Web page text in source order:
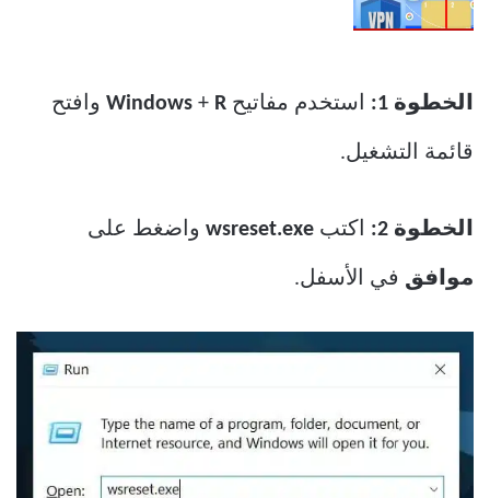
الخطوة 1: استخدم مفاتيح Windows + R وافتح
قائمة التشغيل.
الخطوة 2: اكتب wsreset.exe واضغط على
موافق في الأسفل.